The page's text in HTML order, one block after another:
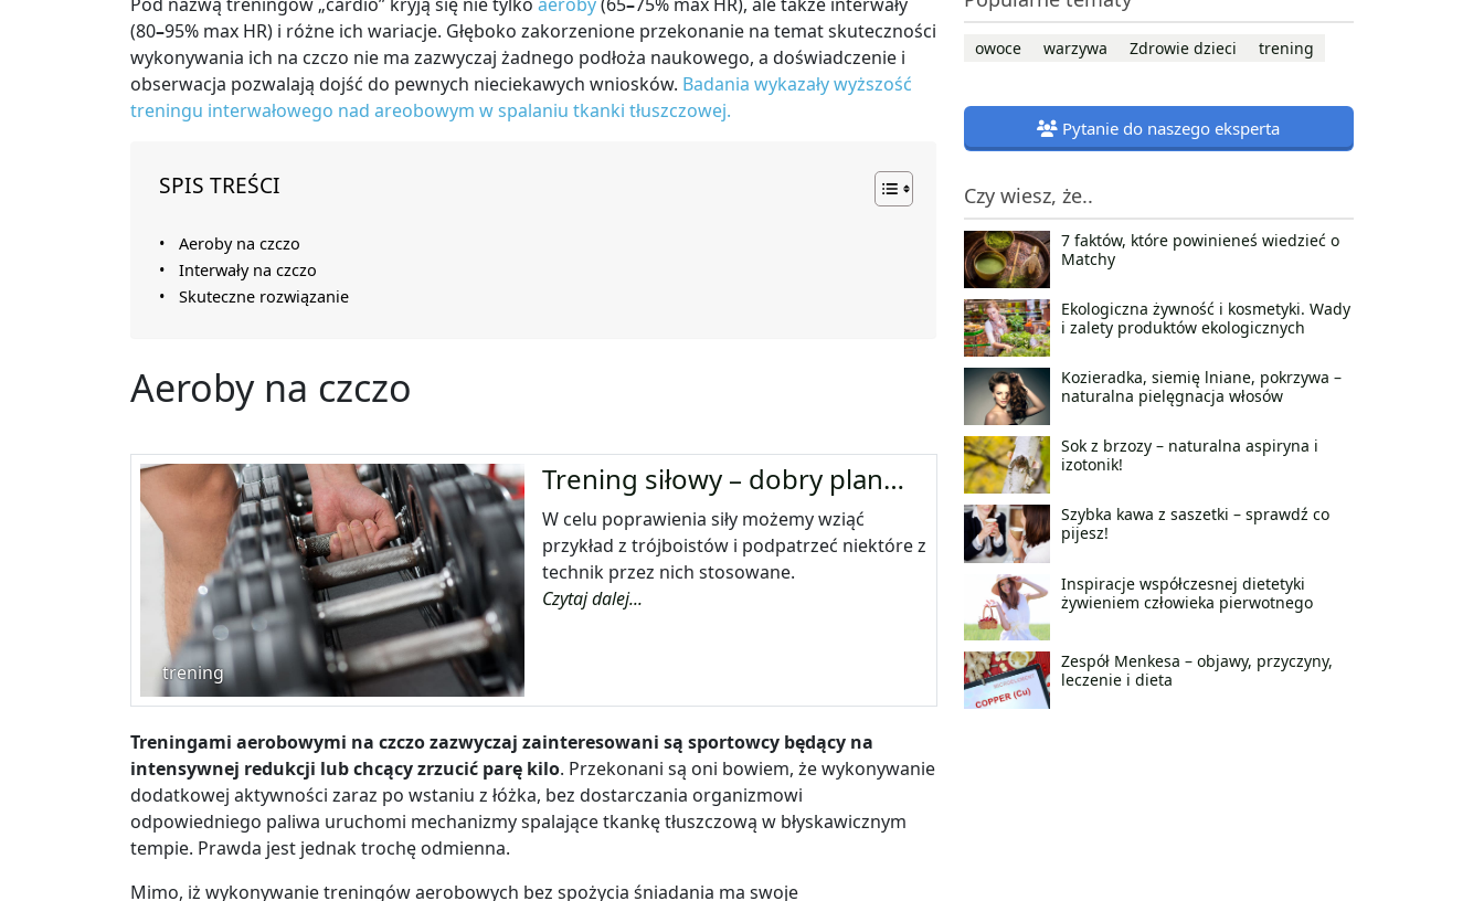
(80–95% max HR) i różne ich wariacje. Głęboko zakorzenione przekonanie na temat skuteczności
wykonywania ich na czczo nie ma zazwyczaj żadnego podłoża naukowego, a doświadczenie i
obserwacja pozwalają dojść do pewnych nieciekawych wniosków. Badania wykazały wyższość
treningu interwałowego nad areobowym w spalaniu tkanki tłuszczowej.
SPIS TREŚCI
Aeroby na czczo
Interwały na czczo
Skuteczne rozwiązanie
Aeroby na czczo
trening
Trening siłowy – dobry plan…
W celu poprawienia siły możemy wziąć
przykład z trójboistów i podpatrzeć niektóre z
technik przez nich stosowane.
Czytaj dalej...
Treningami aerobowymi na czczo zazwyczaj zainteresowani są sportowcy będący na
intensywnej redukcji lub chcący zrzucić parę kilo. Przekonani są oni bowiem, że wykonywanie
dodatkowej aktywności zaraz po wstaniu z łóżka, bez dostarczania organizmowi
odpowiedniego paliwa uruchomi mechanizmy spalające tkankę tłuszczową w błyskawicznym
tempie. Prawda jest jednak trochę odmienna.
Mimo, iż wykonywanie treningów aerobowych bez spożycia śniadania ma swoje
owoce warzywa Zdrowie dzieci trening
Pytanie do naszego eksperta
Czy wiesz, że..
7 faktów, które powinieneś wiedzieć o
Matchy
Ekologiczna żywność i kosmetyki. Wady
i zalety produktów ekologicznych
Kozieradka, siemię lniane, pokrzywa –
naturalna pielęgnacja włosów
Sok z brzozy – naturalna aspiryna i
izotonik!
Szybka kawa z saszetki – sprawdź co
pijesz!
Inspiracje współczesnej dietetyki
żywieniem człowieka pierwotnego
Zespół Menkesa – objawy, przyczyny,
leczenie i dieta